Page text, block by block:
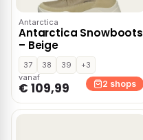
Antarctica
Antarctica Snowboots
– Beige
37 38 39
+3
vanaf
€ 109,99 2 shops